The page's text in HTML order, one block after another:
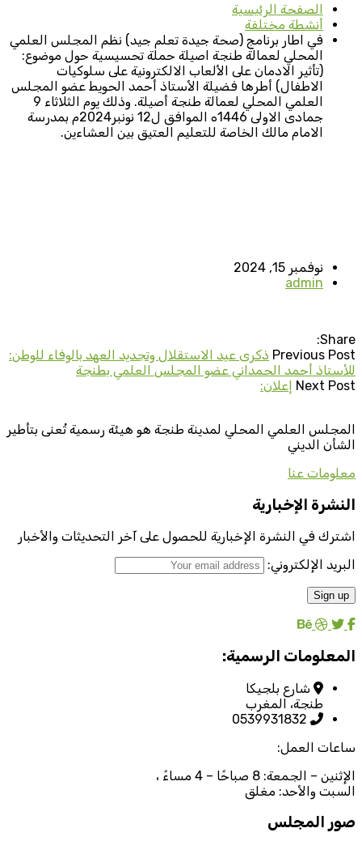
الصفحة الرئيسية
أنشطة مختلفة
في اطار برنامج (صحة جيدة تعلم جيد) نظم المجلس العلمي
المحلي لعمالة طنجة اصيلة حملة تحسيسية حول موضوع:
(تأثير الادمان على الألعاب الالكترونية على سلوكيات
الاطفال) أطرها فضيلة الأستاذ أحمد الحويط عضو المجلس
العلمي المحلي لعمالة طنجة أصيلة. وذلك يوم الثلاثاء 9
جمادى الاولى 1446ه الموافق ل12 نونبر2024م بمدرسة
الامام مالك الخاصة للتعليم العتيق بين العشاءين.
نوفمبر 15, 2024
admin
Share:
Previous Post ذكرى عيد الاستقلال وتجديد العهد بالوفاء للوطن:
للأستاذ أحمد الحمداني عضو المجلس العلمي بطنجة
Next Post إعلان:
المجلس العلمي المحلي لمدينة طنجة هو هيئة رسمية تُعنى بتأطير
الشأن الديني
معلومات عنا
النشرة الإخبارية
اشترك في النشرة الإخبارية للحصول على آخر التحديثات والأخبار
البريد الإلكتروني:
المعلومات الرسمية:
شارع بلجيكا
طنجة، المغرب
0539931832
ساعات العمل:
الإثنين – الجمعة: 8 صباحًا – 4 مساءً ،
السبت والأحد: مغلق
صور المجلس